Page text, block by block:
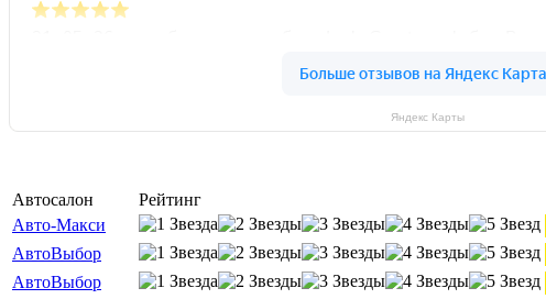
Яндекс Карты
Автосалон
Рейтинг
Авто-Макси
АвтоВыбор
АвтоВыбор